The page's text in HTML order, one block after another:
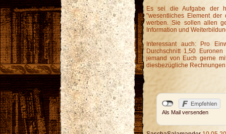
Es sei die Aufgabe der
"wesentliches Element der
werben. Sie sollen allen
Information und
Interessant auch: Pro
Durchschnitt 1,50
jemand von Euch gerne
diesbezügliche
Als Mail versenden